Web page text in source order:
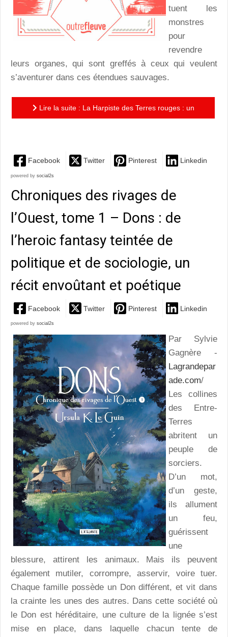
tuent les
monstres
pour
revendre
leurs organes, qui sont greffés à ceux qui veulent
s’aventurer dans ces étendues sauvages.
Lire la suite : La Harpiste des Terres rouges : un
Facebook Twitter Pinterest Linkedin
powered by social2s
Chroniques des rivages de
l’Ouest, tome 1 – Dons : de
l’heroic fantasy teintée de
politique et de sociologie, un
récit envoûtant et poétique
Facebook Twitter Pinterest Linkedin
powered by social2s
Par Sylvie
Gagnère -
Lagrandepar
ade.com/
Les collines
des Entre-
Terres
abritent un
peuple de
sorciers.
D’un mot,
d’un geste,
ils allument
un feu,
guérissent
une
blessure, attirent les animaux. Mais ils peuvent
également mutiler, corrompre, asservir, voire tuer.
Chaque famille possède un Don différent, et vit dans
la crainte les unes des autres. Dans cette société où
le Don est héréditaire, une culture de la lignée s’est
mise en place, dans laquelle chacun tente de